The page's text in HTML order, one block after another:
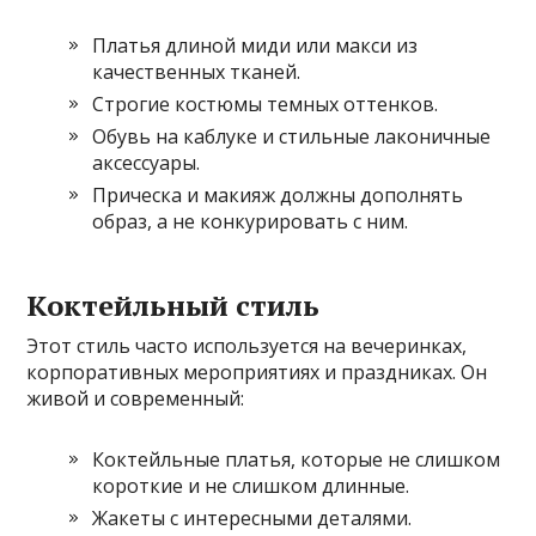
Платья длиной миди или макси из
качественных тканей.
Строгие костюмы темных оттенков.
Обувь на каблуке и стильные лаконичные
аксессуары.
Прическа и макияж должны дополнять
образ, а не конкурировать с ним.
Коктейльный стиль
Этот стиль часто используется на вечеринках,
корпоративных мероприятиях и праздниках. Он
живой и современный:
Коктейльные платья, которые не слишком
короткие и не слишком длинные.
Жакеты с интересными деталями.